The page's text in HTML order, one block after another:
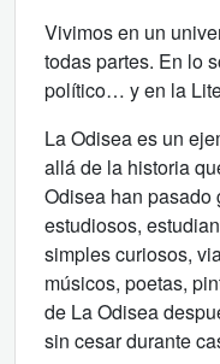
Vivimos en un
todas partes. En lo
político… y en la
La Odisea es un
allá de la historia
Odisea han pasado
estudiosos,
simples curiosos,
músicos, poetas,
de La Odisea
sin cesar durante